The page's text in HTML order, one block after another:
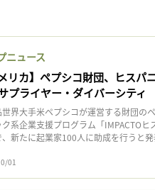
ニュース
メリカ】ペプシコ財団、ヒス
プライヤー・ダイバーシティ
界大手米ペプシコが運営する財団の
ク系企業支援プログラム「IMPACTO
、新たに起業家100人に助成を行う
01